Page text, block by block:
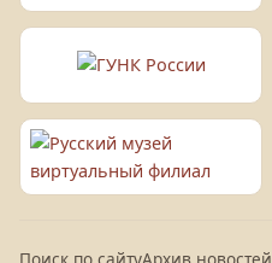
Поиск по сайтуАрхив новостей